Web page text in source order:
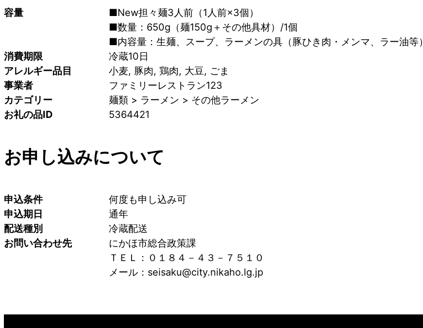
容量
■New担々麺3人前（1人前×3個）
■数量：650g（麺150g＋その他具材）/1個
■内容量：生麺、スープ、ラーメンの具（豚ひき肉・メンマ、ラー油等）
消費期限
冷蔵10日
アレルギー品目
小麦, 豚肉, 鶏肉, 大豆, ごま
事業者
ファミリーレストラン123
カテゴリー
麺類 > ラーメン > その他ラーメン
お礼の品ID
5364421
お申し込みについて
申込条件
何度も申し込み可
申込期日
通年
配送種別
冷蔵配送
お問い合わせ先
にかほ市総合政策課
ＴＥＬ：０１８４－４３－７５１０
メール：seisaku@city.nikaho.lg.jp